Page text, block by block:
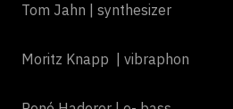
Tom Jahn | synthesizer
Moritz Knapp | vibraphon